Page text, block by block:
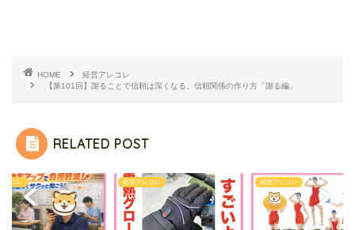
HOME
経営アレコレ
【第101回】謝ることで信頼は深くなる。信頼関係の作り方「謝る編」
RELATED POST
レコレ 経営アレコレ 経営アレコレ